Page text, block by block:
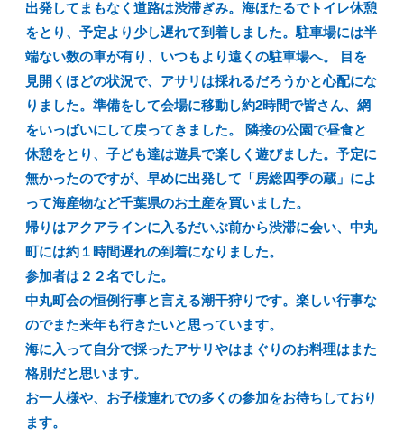
出発してまもなく道路は渋滞ぎみ。海ほたるでトイレ休憩
をとり、予定より少し遅れて到着しました。駐車場には半
端ない数の車が有り、いつもより遠くの駐車場へ。 目を
見開くほどの状況で、アサリは採れるだろうかと心配にな
りました。準備をして会場に移動し約2時間で皆さん、網
をいっぱいにして戻ってきました。 隣接の公園で昼食と
休憩をとり、子ども達は遊具で楽しく遊びました。予定に
無かったのですが、早めに出発して「房総四季の蔵」によ
って海産物など千葉県のお土産を買いました。
帰りはアクアラインに入るだいぶ前から渋滞に会い、中丸
町には約１時間遅れの到着になりました。
参加者は２２名でした。
中丸町会の恒例行事と言える潮干狩りです。楽しい行事な
のでまた来年も行きたいと思っています。
海に入って自分で採ったアサリやはまぐりのお料理はまた
格別だと思います。
お一人様や、お子様連れでの多くの参加をお待ちしており
ます。